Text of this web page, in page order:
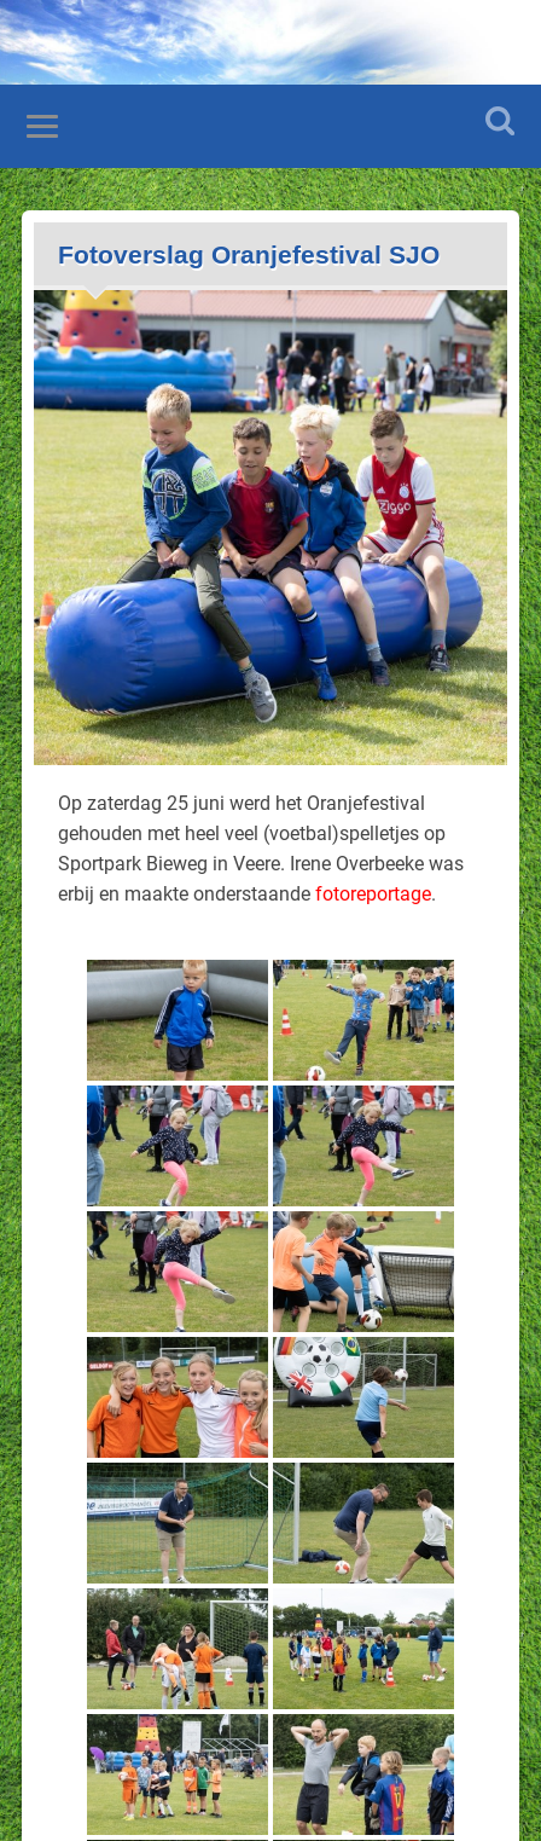
Fotoverslag Oranjefestival SJO
Op zaterdag 25 juni werd het Oranjefestival
gehouden met heel veel (voetbal)spelletjes op
Sportpark Bieweg in Veere. Irene Overbeeke was
erbij en maakte onderstaande fotoreportage.